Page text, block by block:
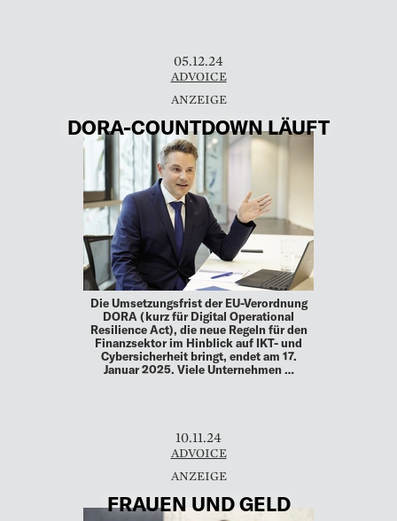
05.12.24
ADVOICE
DORA-­COUNTDOWN LÄUFT
Die Umsetzungsfrist der EU-Verordnung
DORA (kurz für Digital Operational
Resilience Act), die neue Regeln für den
Finanzsektor im Hinblick auf IKT- und
Cybersicherheit bringt, endet am 17.
Januar 2025. Viele Unternehmen …
10.11.24
ADVOICE
FRAUEN UND GELD